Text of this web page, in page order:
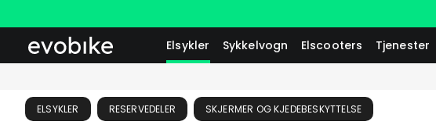
Elsykler Sykkelvogn Elscooters Tjenester
ELSYKLER RESERVEDELER SKJERMER OG KJEDEBESKYTTELSE